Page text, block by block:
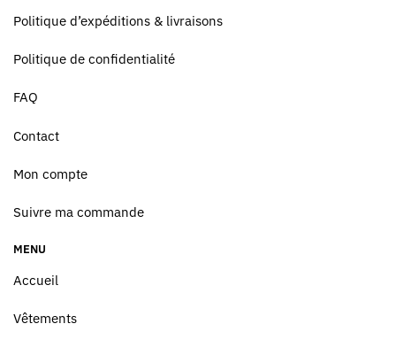
Politique d’expéditions & livraisons
Politique de confidentialité
FAQ
Contact
Mon compte
Suivre ma commande
MENU
Accueil
Vêtements